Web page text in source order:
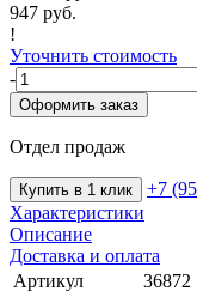
947 руб.
!
Уточнить стоимость
-
Оформить заказ
Отдел продаж
Купить в 1 клик +7
Характеристики
Описание
Доставка и оплата
Артикул
36872